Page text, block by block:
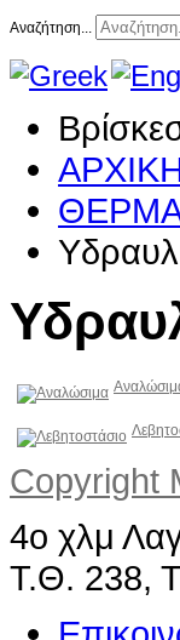
Αναζήτηση...
Copyright
4ο χλμ
Τ.Θ. 238,